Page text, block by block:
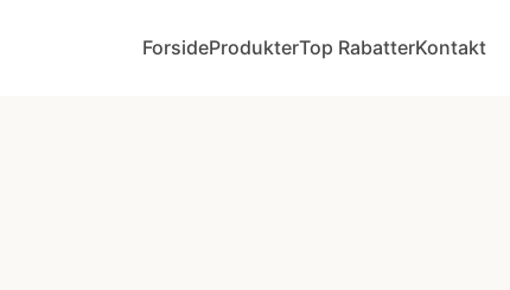
ForsideProdukterTop RabatterKontakt